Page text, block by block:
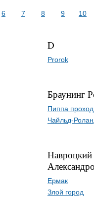
6 7 8 9 10
D
Prorok
Браунинг
Пиппа
Чайльд-
Ермак
Злой город